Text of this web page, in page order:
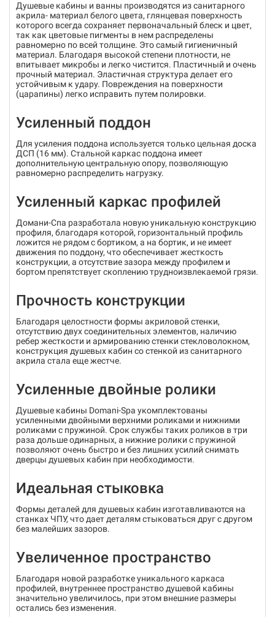
Душевые кабины и ванны производятся из санитарного
акрила- материал белого цвета, глянцевая поверхность
которого всегда сохраняет первоначальный блеск и цвет,
так как цветовые пигменты в нем распределены
равномерно по всей толщине. Это самый гигиеничный
материал. Благодаря высокой степени плотности, не
впитывает микробы и легко чистится. Пластичный и очень
прочный материал. Эластичная структура делает его
устойчивым к удару. Повреждения на поверхности
(царапины) легко исправить путем полировки.
Усиленный поддон
Для усиления поддона используется только цельная доска
ДСП (16 мм). Стальной каркас поддона имеет
дополнительную центральную опору, позволяющую
равномерно распределить нагрузку.
Усиленный каркас профилей
Домани-Спа разработала новую уникальную конструкцию
профиля, благодаря которой, горизонтальный профиль
ложится не рядом с бортиком, а на бортик, и не имеет
движения по поддону, что обеспечивает жесткость
конструкции, а отсутствие зазора между профилем и
бортом препятствует скоплению трудноизвлекаемой грязи.
Прочность конструкции
Благодаря целостности формы акриловой стенки,
отсутствию двух соединительных элементов, наличию
ребер жесткости и армированию стенки стекловолокном,
конструкция душевых кабин со стенкой из санитарного
акрила стала еще жестче.
Усиленные двойные ролики
Душевые кабины Domani-Spa укомплектованы
усиленными двойными верхними роликами и нижними
роликами с пружиной. Срок службы таких роликов в три
раза дольше одинарных, а нижние ролики с пружиной
позволяют очень быстро и без лишних усилий снимать
дверцы душевых кабин при необходимости.
Идеальная стыковка
Формы деталей для душевых кабин изготавливаются на
станках ЧПУ, что дает деталям стыковаться друг с другом
без малейших зазоров.
Увеличенное пространство
Благодаря новой разработке уникального каркаса
профилей, внутреннее пространство душевой кабины
значительно увеличилось, при этом внешние размеры
остались без изменения.